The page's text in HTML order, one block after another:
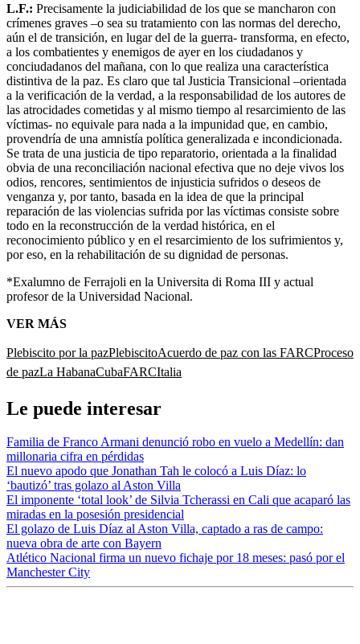
L.F.: Precisamente la judiciabilidad de los que se mancharon con
crímenes graves –o sea su tratamiento con las normas del derecho,
aún el de transición, en lugar del de la guerra- transforma, en efecto,
a los combatientes y enemigos de ayer en los ciudadanos y
conciudadanos del mañana, con lo que realiza una característica
distintiva de la paz. Es claro que tal Justicia Transicional –orientada
a la verificación de la verdad, a la responsabilidad de los autores de
las atrocidades cometidas y al mismo tiempo al resarcimiento de las
víctimas- no equivale para nada a la impunidad que, en cambio,
provendría de una amnistía política generalizada e incondicionada.
Se trata de una justicia de tipo reparatorio, orientada a la finalidad
obvia de una reconciliación nacional efectiva que no deje vivos los
odios, rencores, sentimientos de injusticia sufridos o deseos de
venganza y, por tanto, basada en la idea de que la principal
reparación de las violencias sufrida por las víctimas consiste sobre
todo en la reconstrucción de la verdad histórica, en el
reconocimiento público y en el resarcimiento de los sufrimientos y,
por eso, en la rehabilitación de su dignidad de personas.
*Exalumno de Ferrajoli en la Universita di Roma III y actual
profesor de la Universidad Nacional.
VER MÁS
Plebiscito por la pazPlebiscitoAcuerdo de paz con las FARCProceso
de pazLa HabanaCubaFARCItalia
Le puede interesar
Familia de Franco Armani denunció robo en vuelo a Medellín: dan
millonaria cifra en pérdidas
El nuevo apodo que Jonathan Tah le colocó a Luis Díaz: lo
‘bautizó’ tras golazo al Aston Villa
El imponente ‘total look’ de Silvia Tcherassi en Cali que acaparó las
miradas en la posesión presidencial
El golazo de Luis Díaz al Aston Villa, captado a ras de campo:
nueva obra de arte con Bayern
Atlético Nacional firma un nuevo fichaje por 18 meses: pasó por el
Manchester City